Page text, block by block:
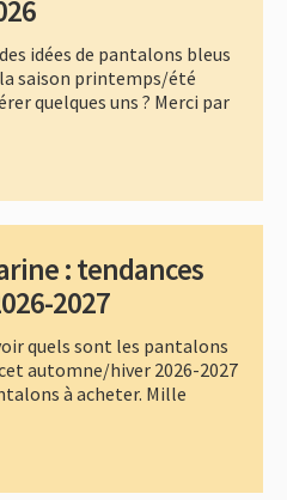
idées de pantalons bleus
saison printemps/été
quelques uns ? Merci par
: tendances
2027
quels sont les pantalons
automne/hiver 2026-2027
à acheter. Mille